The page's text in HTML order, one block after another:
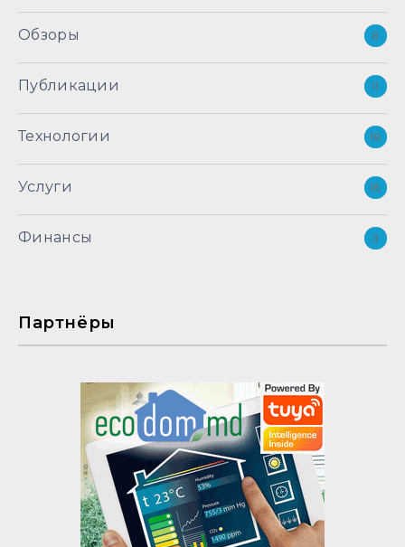
Обзоры 8
Публикации 11
Технологии 19
Услуги 16
Финансы 3
Партнёры